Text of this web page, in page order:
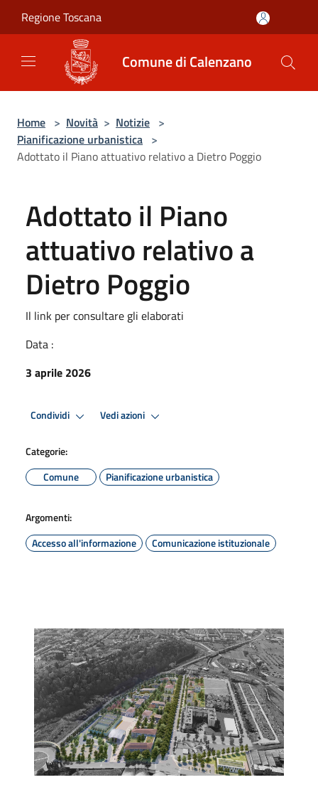
Regione Toscana
Comune di Calenzano
Home > Novità > Notizie >
Pianificazione urbanistica >
Adottato il Piano attuativo relativo a Dietro Poggio
Adottato il Piano
attuativo relativo a
Dietro Poggio
Il link per consultare gli elaborati
Data :
3 aprile 2026
Condividi Vedi azioni
Categorie:
Comune
Pianificazione urbanistica
Argomenti:
Accesso all'informazione
Comunicazione istituzionale